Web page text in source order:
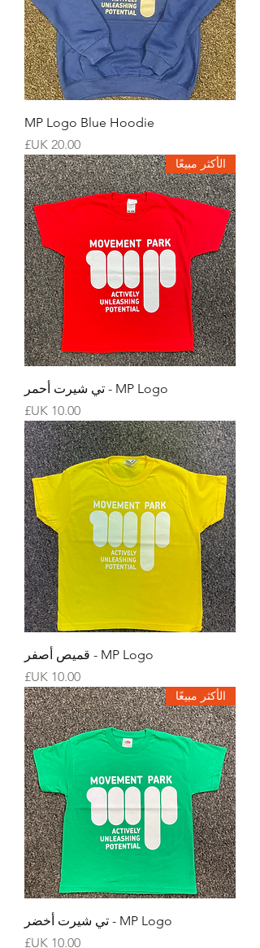
MP Logo Blue Hoodie
السعر
الأكثر مبيعًا
MP Logo - تي شيرت أحمر
السعر
MP Logo - قميص أصفر
السعر
الأكثر مبيعًا
MP Logo - تي شيرت أخضر
السعر